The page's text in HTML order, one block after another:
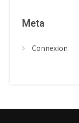
Meta
Connexion